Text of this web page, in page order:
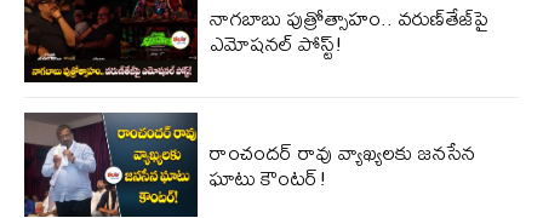
నాగ‌బాబు పుత్రోత్సాహం.. వ‌రుణ్‌తేజ్‌పై
ఎమోష‌న‌ల్ పోస్ట్!
రాంచందర్ రావు వ్యాఖ్యలకు జనసేన
ఘాటు కౌంటర్!